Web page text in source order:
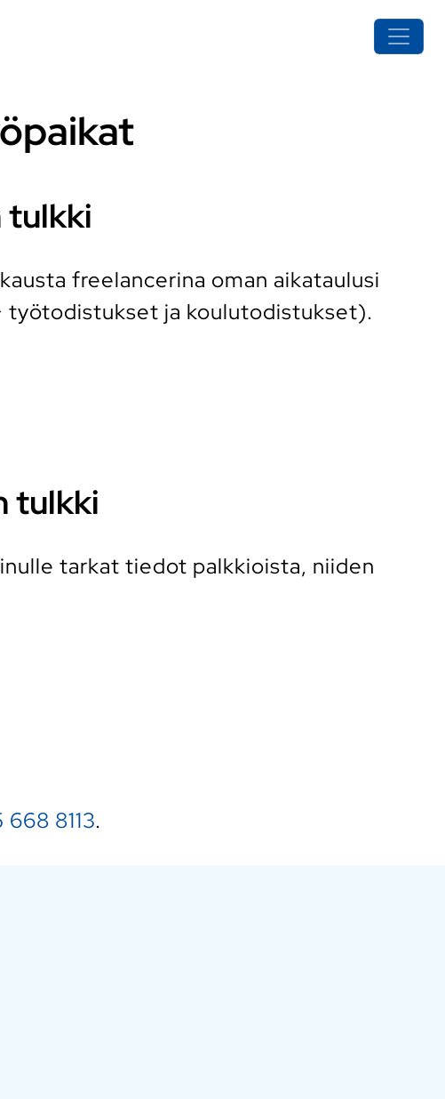
tulkki
freelancerina oman aikataulusi
työtodistukset ja koulutodistukset).
tulkki
tarkat tiedot palkkioista, niiden
8113.